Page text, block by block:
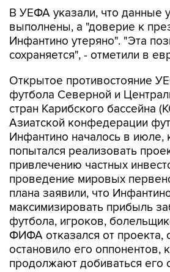
В УЕФА указали, что данные
выполнены, а "доверие к
Инфантино утеряно". "Эта
сохраняется", - отметили в
Открытое противостояние
футбола Северной и
стран Карибского бассейна
Азиатской конфедерации
Инфантино началось в июле,
попытался реализовать
привлечению частных
проведение мировых
плана заявили, что
максимизировать прибыль
футбола, игроков,
ФИФА отказался от проекта,
остановило его оппонентов,
продолжают добиваться его